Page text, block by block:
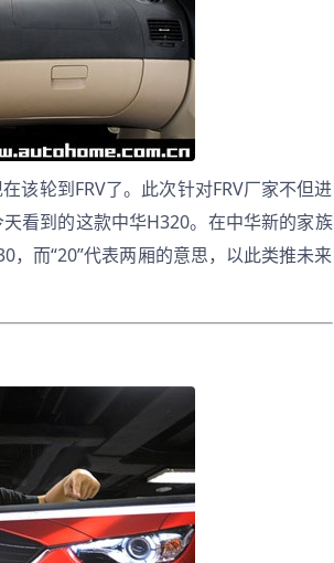
该轮到FRV了。此次针对FRV厂家不但进
看到的这款中华H320。在中华新的家族
，而“20”代表两厢的意思，以此类推未来